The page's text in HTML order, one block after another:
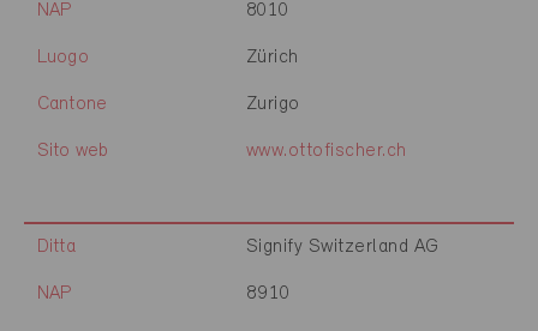
NAP 8010
Luogo Zürich
Cantone Zurigo
Sito web www.ottofischer.ch
Ditta Signify Switzerland AG
NAP 8910